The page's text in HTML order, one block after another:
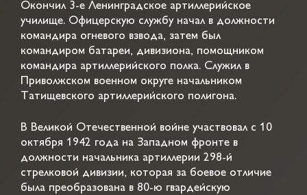
Окончил 3-е Ленинградское артиллерийское
училище. Офицерскую службу начал в должности
командира огневого взвода, затем был
командиром батареи, дивизиона, помощником
командира артиллерийского полка. Служил в
Приволжском военном округе начальником
Татищевского артиллерийского полигона.
В Великой Отечественной войне участвовал с 10
октября 1942 года на Западном фронте в
должности начальника артиллерии 298-й
стрелковой дивизии, которая за боевое отличие
была преобразована в 80-ю гвардейскую